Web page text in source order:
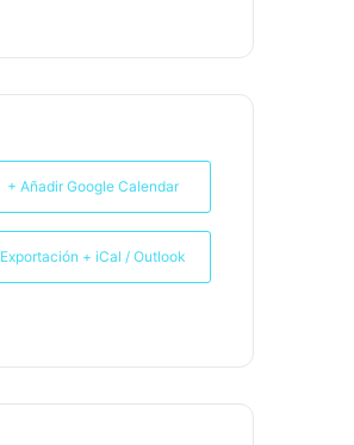
+ Añadir Google Calendar
Exportación + iCal / Outlook